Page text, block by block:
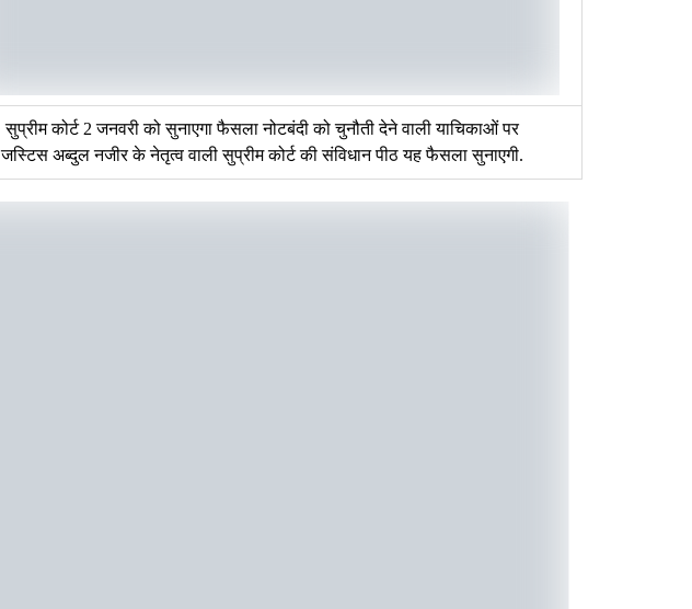
सुप्रीम कोर्ट 2 जनवरी को सुनाएगा फैसला नोटबंदी को चुनौती देने वाली याचिकाओं पर
जस्टिस अब्दुल नजीर के नेतृत्व वाली सुप्रीम कोर्ट की संविधान पीठ यह फैसला सुनाएगी.